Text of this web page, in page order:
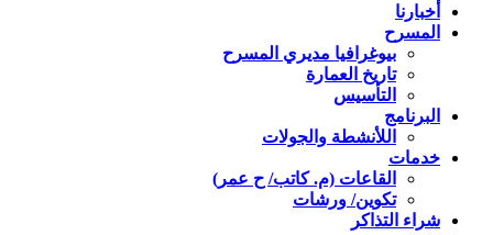
أخبارنا
المسرح
بيوغرافيا مديري المسرح
تاريخ العمارة
التأسيس
البرنامج
اللأنشطة والجولات
خدمات
القاعات (م. كاتب/ ح عمر)
تكوين/ ورشات
شراء التذاكر